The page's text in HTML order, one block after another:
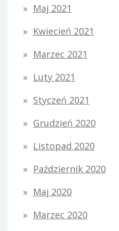
Maj 2021
Kwiecień 2021
Marzec 2021
Luty 2021
Styczeń 2021
Grudzień 2020
Listopad 2020
Październik 2020
Maj 2020
Marzec 2020